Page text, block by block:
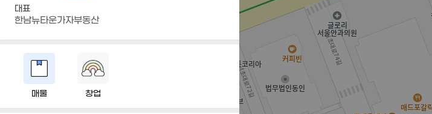
대표
한남뉴타운가자부동산
매물 창업